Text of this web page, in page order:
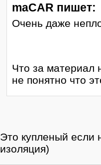
maCAR пишет:
Очень даже
Что за материал
не понятно что
Это купленый если
изоляция)